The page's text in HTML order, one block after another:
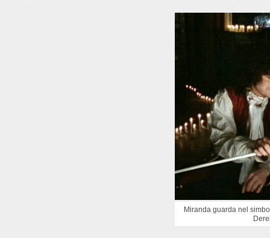
Miranda guarda nel